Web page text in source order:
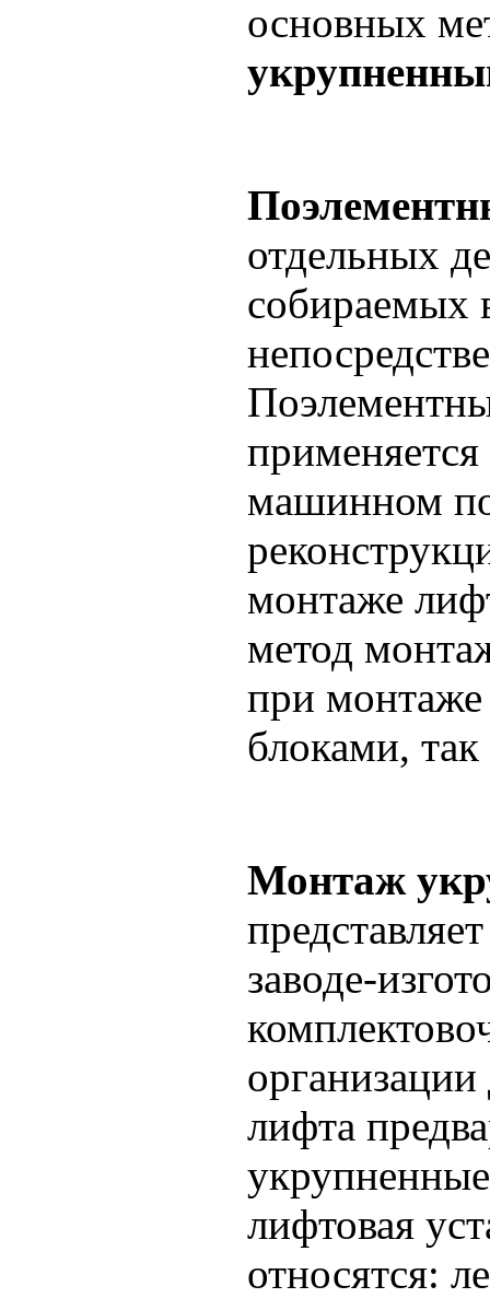
основных
отдельных
собираемых
машинном
монтаже
метод
при
блоками,
Монтаж
заводе-
лифта
лифтовая
относятся: